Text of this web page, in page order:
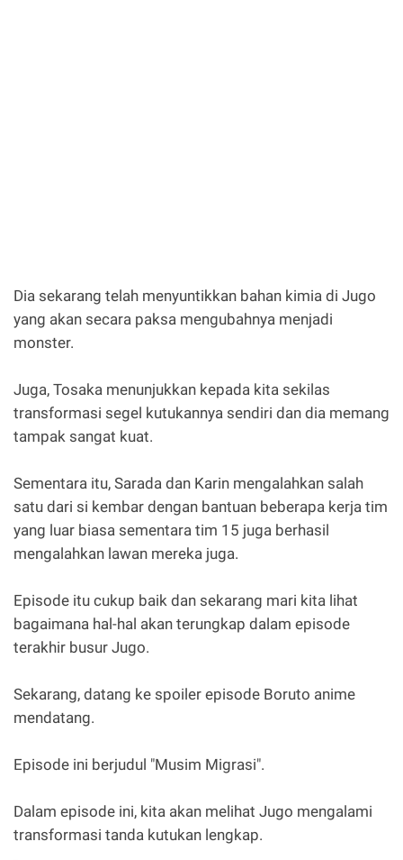
Dia sekarang telah menyuntikkan bahan kimia di Jugo
yang akan secara paksa mengubahnya menjadi
monster.
Juga, Tosaka menunjukkan kepada kita sekilas
transformasi segel kutukannya sendiri dan dia memang
tampak sangat kuat.
Sementara itu, Sarada dan Karin mengalahkan salah
satu dari si kembar dengan bantuan beberapa kerja tim
yang luar biasa sementara tim 15 juga berhasil
mengalahkan lawan mereka juga.
Episode itu cukup baik dan sekarang mari kita lihat
bagaimana hal-hal akan terungkap dalam episode
terakhir busur Jugo.
Sekarang, datang ke spoiler episode Boruto anime
mendatang.
Episode ini berjudul "Musim Migrasi".
Dalam episode ini, kita akan melihat Jugo mengalami
transformasi tanda kutukan lengkap.